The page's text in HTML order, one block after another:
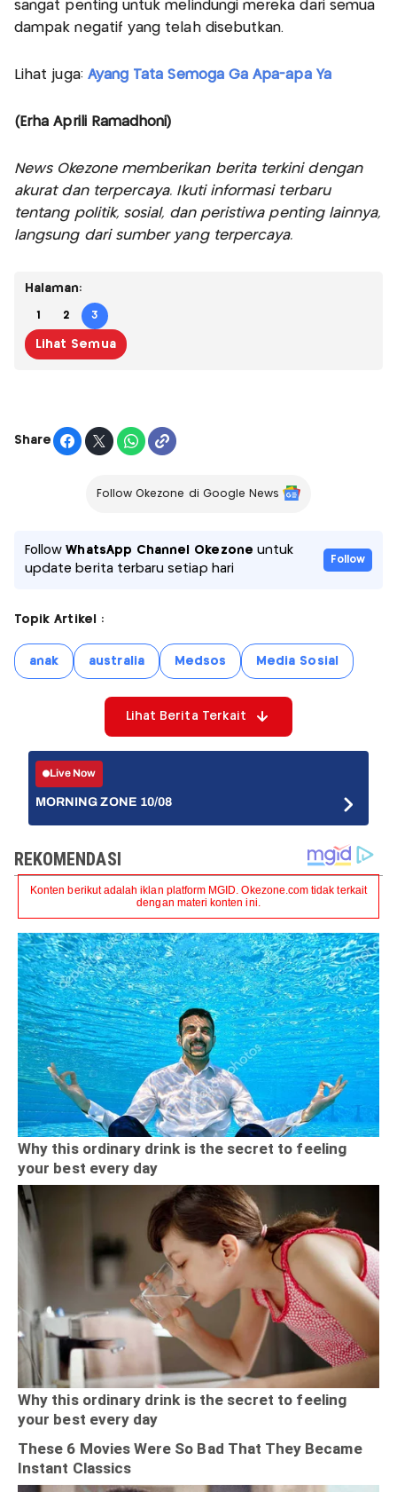
sangat penting untuk melindungi mereka dari semua
dampak negatif yang telah disebutkan.
Lihat juga: Ayang Tata Semoga Ga Apa-apa Ya
(Erha Aprili Ramadhoni)
News Okezone memberikan berita terkini dengan
akurat dan terpercaya. Ikuti informasi terbaru
tentang politik, sosial, dan peristiwa penting lainnya,
langsung dari sumber yang terpercaya.
Halaman:
1 2 3
Lihat Semua
Share
Follow Okezone di Google News
FollowWhatsApp Channel Okezone untuk
update berita terbaru setiap hari
Follow
Topik Artikel :
anak australia Medsos Media Sosial
Lihat Berita Terkait
Live Now
MORNING ZONE 10/08